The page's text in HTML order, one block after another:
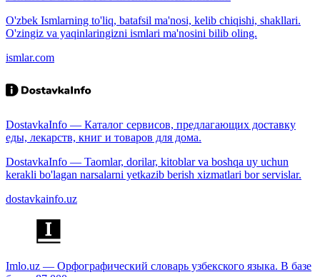
O'zbek Ismlarning to'liq, batafsil ma'nosi, kelib chiqishi, shakllari.
O'zingiz va yaqinlaringizni ismlari ma'nosini bilib oling.
ismlar.com
DostavkaInfo — Каталог сервисов, предлагающих доставку
еды, лекарств, книг и товаров для дома.
DostavkaInfo — Taomlar, dorilar, kitoblar va boshqa uy uchun
kerakli bo'lagan narsalarni yetkazib berish xizmatlari bor servislar.
dostavkainfo.uz
Imlo.uz — Орфографический словарь узбекского языка. В базе